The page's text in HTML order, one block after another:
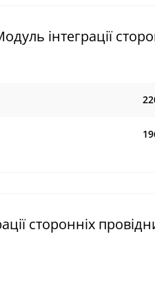
інтеграції
сторонніх